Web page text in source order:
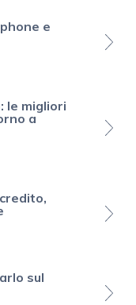
e
le migliori
a
sul